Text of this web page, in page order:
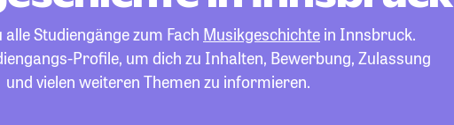
Studiengänge zum Fach Musikgeschichte in Innsbruck.
Profile, um dich zu Inhalten, Bewerbung, Zulassung
und vielen weiteren Themen zu informieren.